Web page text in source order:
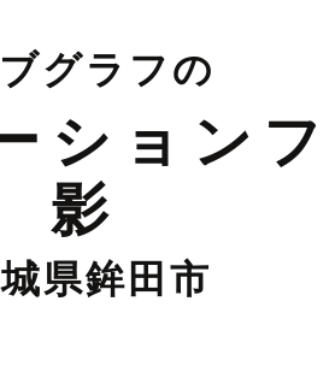
グラフの
ション
影
県鉾田市